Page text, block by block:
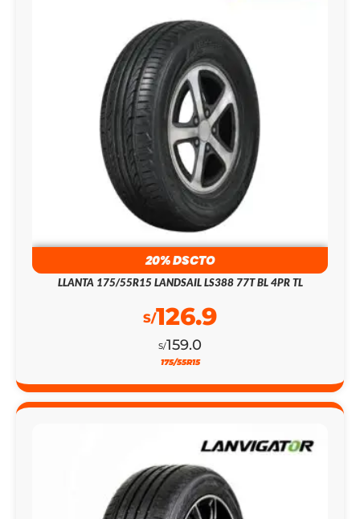
20% DSCTO
LLANTA 175/55R15 LANDSAIL LS388 77T BL 4PR TL
S/159.0
S/126.9
175/55R15